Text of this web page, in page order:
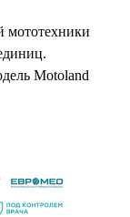
мототехники
Motoland